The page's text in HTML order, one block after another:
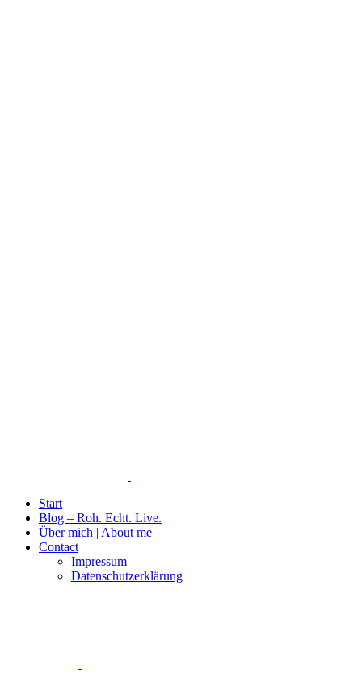
Start
Blog – Roh. Echt. Live.
Über mich | About me
Contact
Impressum
Datenschutzerklärung